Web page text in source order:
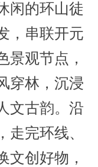
的环山徒
，串联开元
景观节点，
穿林，沉浸
文古韵。沿
走完环线、
文创好物，